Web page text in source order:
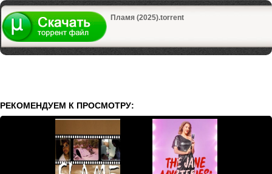
Пламя (2025).torrent
РЕКОМЕНДУЕМ К ПРОСМОТРУ: